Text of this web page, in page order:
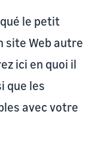
le petit
site Web autre
ici en quoi il
que les
avec votre